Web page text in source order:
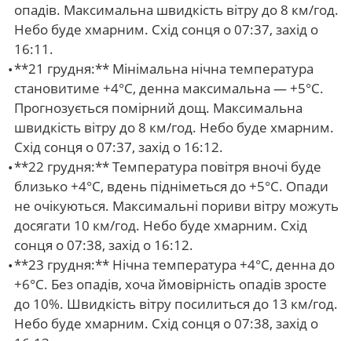
опадів. Максимальна швидкість вітру до 8 км/год.
Небо буде хмарним. Схід сонця о 07:37, захід о
16:11.
**21 грудня:** Мінімальна нічна температура
становитиме +4°С, денна максимальна — +5°С.
Прогнозується помірний дощ. Максимальна
швидкість вітру до 8 км/год. Небо буде хмарним.
Схід сонця о 07:37, захід о 16:12.
**22 грудня:** Температура повітря вночі буде
близько +4°С, вдень підніметься до +5°С. Опади
не очікуються. Максимальні пориви вітру можуть
досягати 10 км/год. Небо буде хмарним. Схід
сонця о 07:38, захід о 16:12.
**23 грудня:** Нічна температура +4°С, денна до
+6°С. Без опадів, хоча ймовірність опадів зросте
до 10%. Швидкість вітру посилиться до 13 км/год.
Небо буде хмарним. Схід сонця о 07:38, захід о